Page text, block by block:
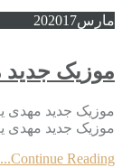
مارس 202017
موزیک جدید
موزیک جدید مهدی
موزیک جدید مهدی
Continue Reading...